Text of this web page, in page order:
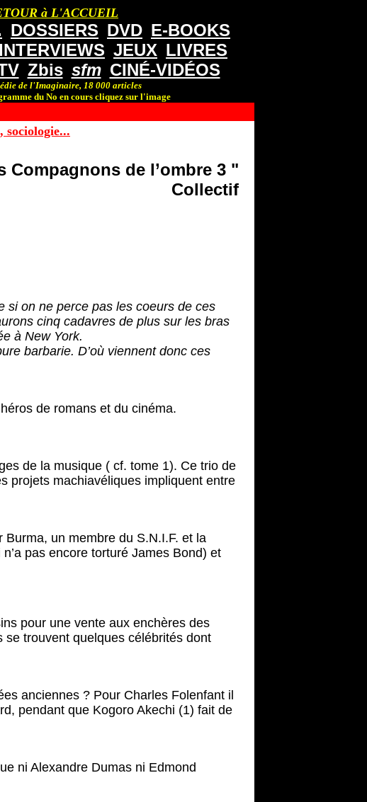
à L'ACCUEIL
DOSSIERS DVD E-BOOKS
INTERVIEWS JEUX LIVRES
Zbis sfm CINÉ-VIDÉOS
de l'Imaginaire, 18 000 articles
du No en cours cliquez sur l'image
sociologie...
Compagnons de l’ombre 3 "
Collectif
si on ne perce pas les coeurs de ces
cinq cadavres de plus sur les bras
à New York.
barbarie. D’où viennent donc ces
de romans et du cinéma.
de la musique ( cf. tome 1). Ce trio de
projets machiavéliques impliquent entre
Burma, un membre du S.N.I.F. et la
pas encore torturé James Bond) et
pour une vente aux enchères des
trouvent quelques célébrités dont
anciennes ? Pour Charles Folenfant il
pendant que Kogoro Akechi (1) fait de
ni Alexandre Dumas ni Edmond